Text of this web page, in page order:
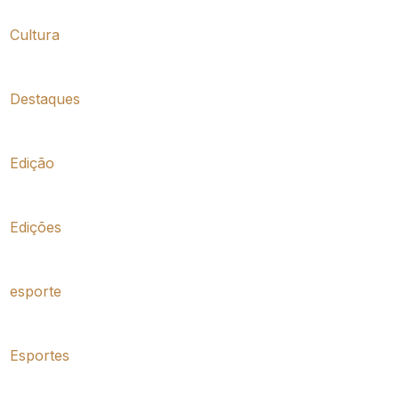
Cultura
Destaques
Edição
Edições
esporte
Esportes